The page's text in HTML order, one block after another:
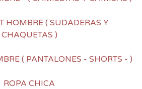
HOMBRE ( SUDADERAS Y
CHAQUETAS )
( PANTALONES - SHORTS - )
ROPA CHICA